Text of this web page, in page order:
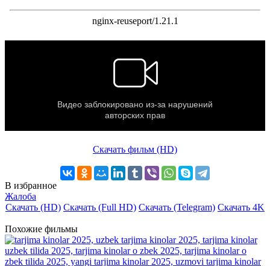
Скачать фильм (HD)
В избранное
Жалоба
Скачать (HD) Скачать (Full HD) Скачать (Telegram) Скачать 4K
Похожие фильмы